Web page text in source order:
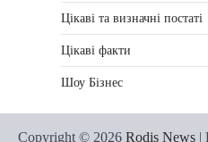
Цікаві та визначні постаті
Цікаві факти
Шоу Бізнес
Copyright © 2026 Rodis News |